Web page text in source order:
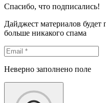
Спасибо, что подписались!
Дайджест материалов будет
больше никакого спама
Неверно заполнено поле